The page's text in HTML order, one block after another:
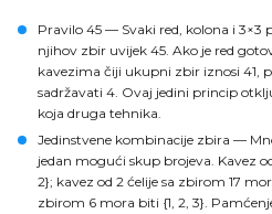
Pravilo 45 — Svaki red, kolona i 3×3
njihov zbir uvijek 45. Ako je red
kavezima čiji ukupni zbir iznosi 41,
sadržavati 4. Ovaj jedini princip
koja druga tehnika.
Jedinstvene kombinacije zbira —
jedan mogući skup brojeva. Kavez
2}; kavez od 2 ćelije sa zbirom 17
zbirom 6 mora biti {1, 2, 3}.